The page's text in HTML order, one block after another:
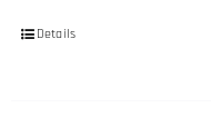
Details